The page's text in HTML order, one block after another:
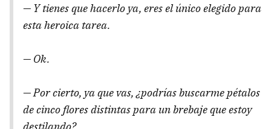
— Y tienes que hacerlo ya, eres el único elegido para
esta heroica tarea.
— Ok.
— Por cierto, ya que vas, ¿podrías buscarme pétalos
de cinco flores distintas para un brebaje que estoy
destilando?